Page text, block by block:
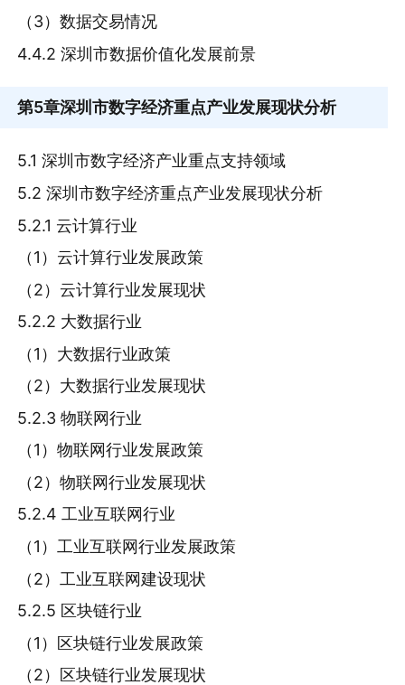
（3）数据交易情况
4.4.2 深圳市数据价值化发展前景
第5章深圳市数字经济重点产业发展现状分析
5.1 深圳市数字经济产业重点支持领域
5.2 深圳市数字经济重点产业发展现状分析
5.2.1 云计算行业
（1）云计算行业发展政策
（2）云计算行业发展现状
5.2.2 大数据行业
（1）大数据行业政策
（2）大数据行业发展现状
5.2.3 物联网行业
（1）物联网行业发展政策
（2）物联网行业发展现状
5.2.4 工业互联网行业
（1）工业互联网行业发展政策
（2）工业互联网建设现状
5.2.5 区块链行业
（1）区块链行业发展政策
（2）区块链行业发展现状